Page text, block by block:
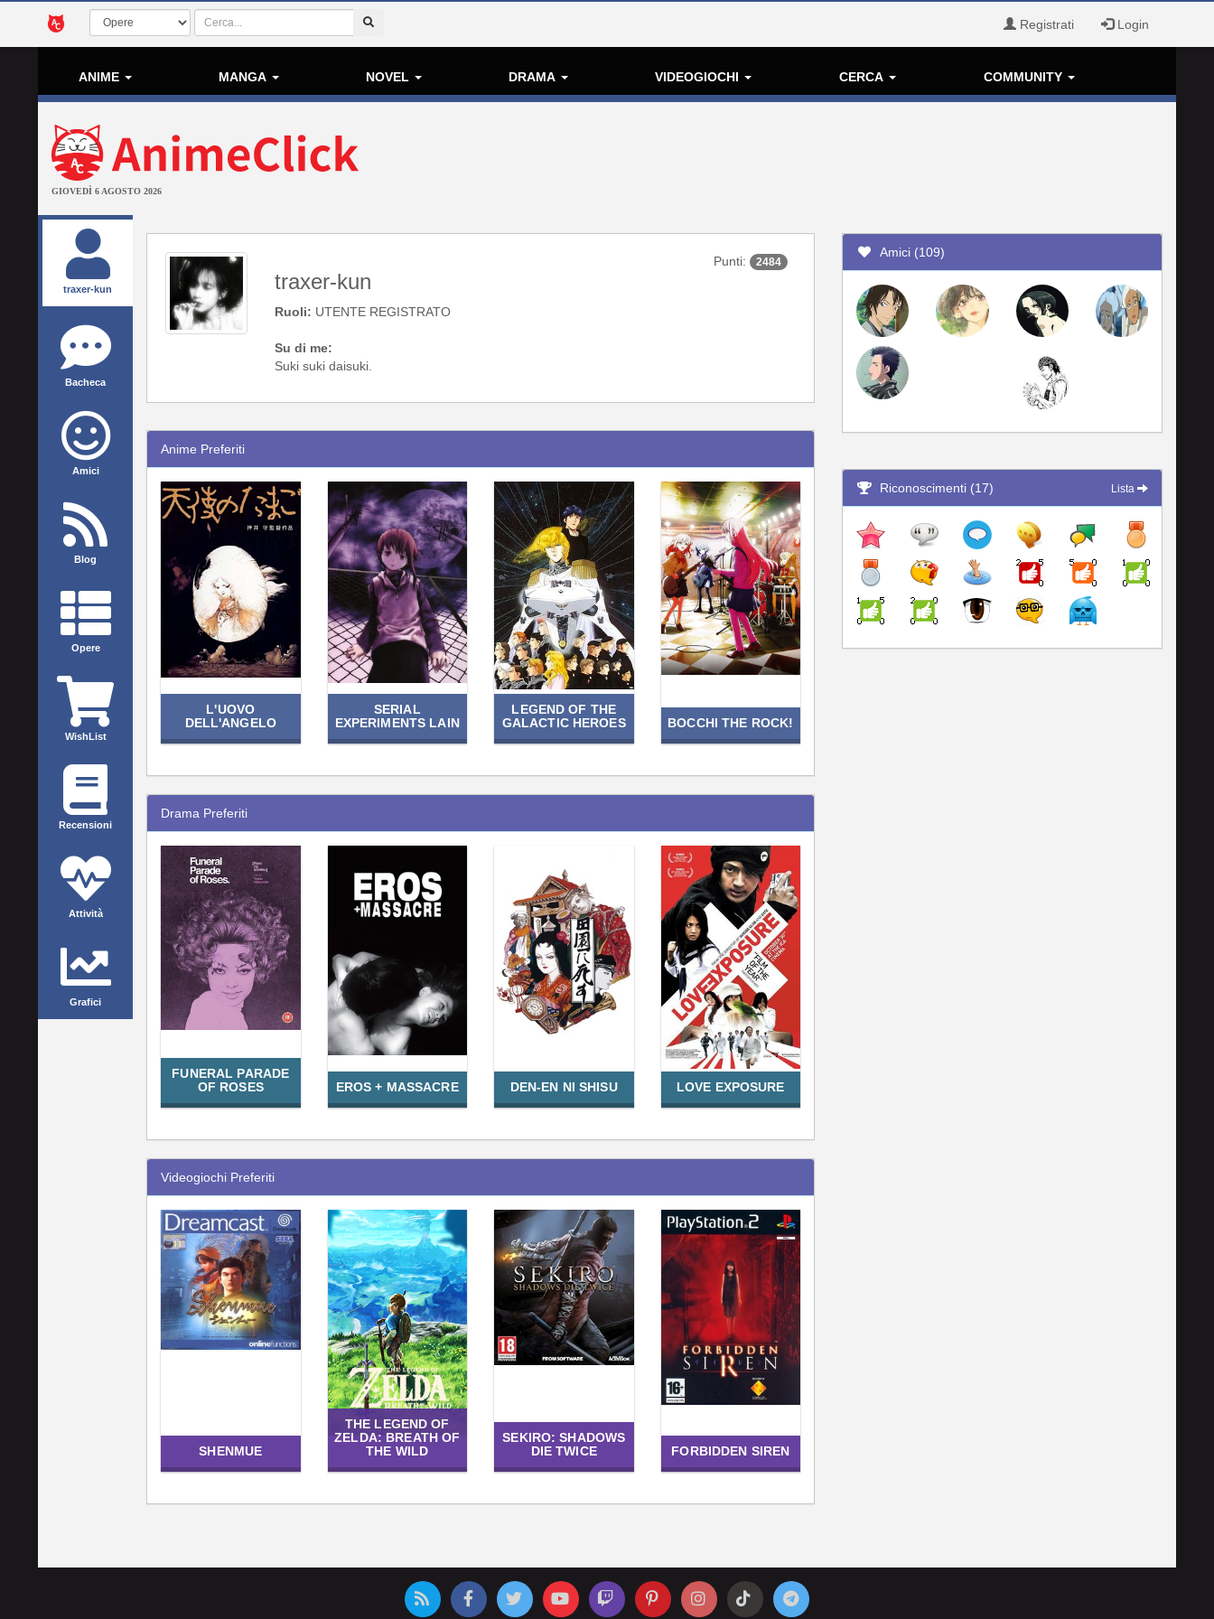
Registrati Login
ANIME MANGA NOVEL DRAMA VIDEOGIOCHI CERCA COMMUNITY
GIOVEDÌ 6 AGOSTO 2026
traxer-kun
Bacheca
Amici
Blog
Opere
WishList
Recensioni
Attività
Grafici
traxer-kun
Ruoli: UTENTE REGISTRATO
Su di me:
Suki suki daisuki.
Punti: 2484
Anime Preferiti
L'UOVO
DELL'ANGELO
SERIAL
EXPERIMENTS LAIN
LEGEND OF THE
GALACTIC HEROES
BOCCHI THE ROCK!
Drama Preferiti
FUNERAL PARADE
OF ROSES
EROS + MASSACRE DEN-EN NI SHISU LOVE EXPOSURE
Videogiochi Preferiti
SHENMUE
THE LEGEND OF
ZELDA: BREATH OF
THE WILD
SEKIRO: SHADOWS
DIE TWICE
FORBIDDEN SIREN
Amici (109)
Riconoscimenti (17) Lista